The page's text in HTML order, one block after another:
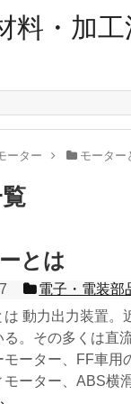
料・加工
ーター モーター
とは
電子・電装部
は 動力出力装置。
。その多くは直
モーター、FF車用
モーター、ABS横